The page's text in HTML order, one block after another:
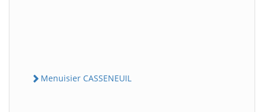
Menuisier CASSENEUIL